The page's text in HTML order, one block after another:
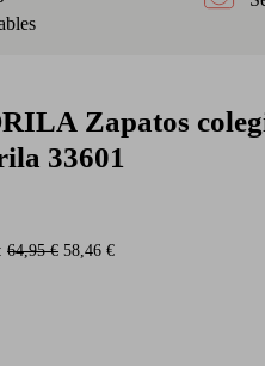
Zapatos
33601
64,95 € 58,46 €